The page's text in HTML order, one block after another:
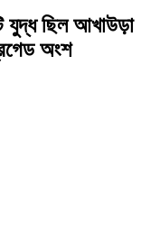
যুদ্ধ ছিল আখাউড়া
অংশ